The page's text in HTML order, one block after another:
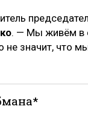
. — Мы живём в
не значит, что